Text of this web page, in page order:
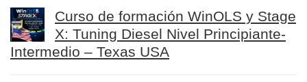
Curso de formación WinOLS y Stage
X: Tuning Diesel Nivel Principiante-
Intermedio – Texas USA